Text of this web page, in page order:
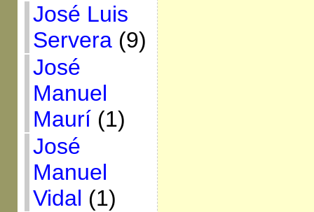
José Luis
Servera(9)
José
Manuel
Maurí(1)
José
Manuel
Vidal (1)